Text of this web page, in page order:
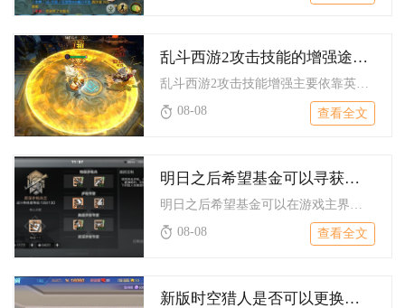
乱斗西游2攻击技能的增强途径有哪些
乱斗西游2攻击技能增强主要依靠英雄自身养成、装备搭配、经文组...
08-08
查看全文
明日之后希望基金可以寻获于何处
08-08
查看全文
新版时空猎人是否可以更换角色